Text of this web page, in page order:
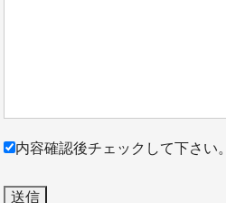
内容確認後チェックして下さい。